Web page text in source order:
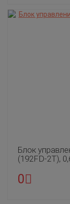
Блок
(192FD-2T),
0